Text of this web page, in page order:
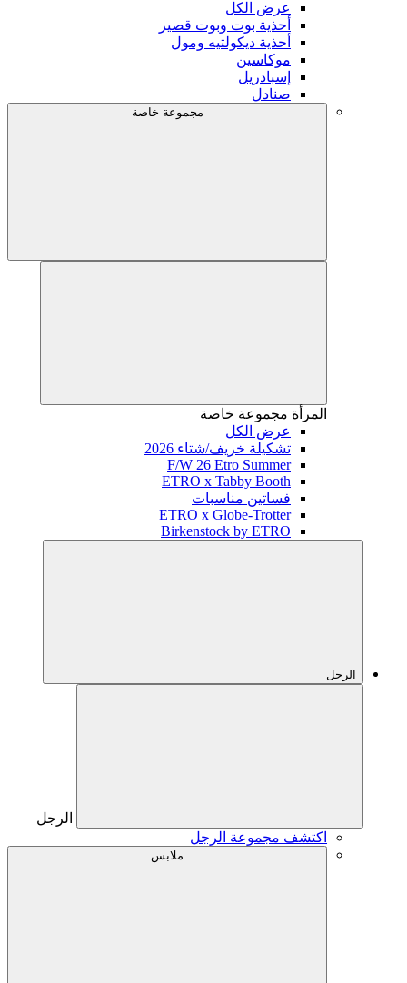
عرض الكل
أحذية بوت وبوت قصير
أحذية ديكولتيه ومول
موكاسين
إسبادريل
صنادل
مجموعة خاصة
المرأة مجموعة خاصة
عرض الكل
تشكيلة خريف/شتاء 2026
F/W 26 Etro Summer
ETRO x Tabby Booth
فساتين مناسبات
ETRO x Globe-Trotter
Birkenstock by ETRO
الرجل
الرجل
اكتشف مجموعة الرجل
ملابس